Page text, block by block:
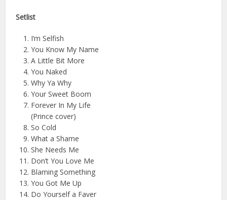
Setlist
I’m Selfish
You Know My Name
A Little Bit More
You Naked
Why Ya Why
Your Sweet Boom
Forever In My Life
(Prince cover)
So Cold
What a Shame
She Needs Me
Don’t You Love Me
Blaming Something
You Got Me Up
Do Yourself a Faver